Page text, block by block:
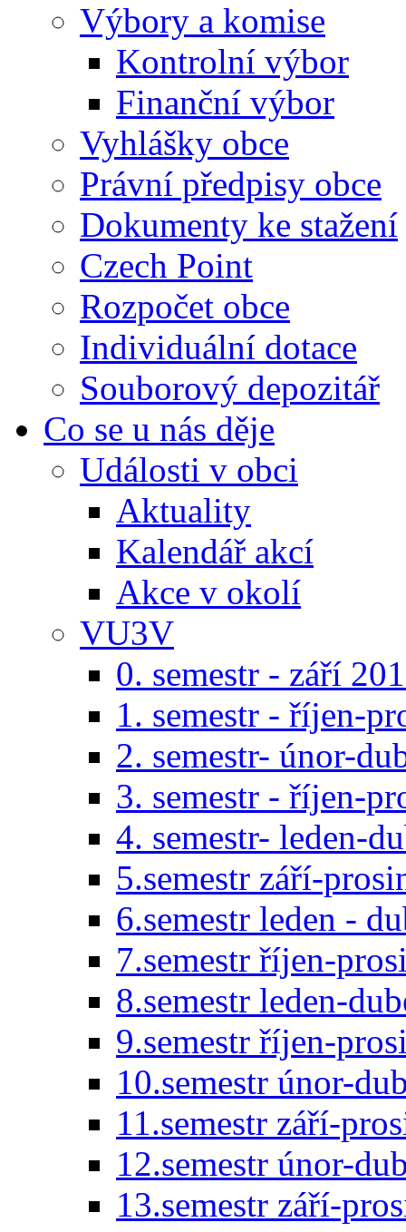
Výbory a komise
Kontrolní výbor
Finanční výbor
Vyhlášky obce
Právní předpisy obce
Dokumenty ke stažení
Czech Point
Rozpočet obce
Individuální dotace
Souborový depozitář
Co se u nás děje
Události v obci
Aktuality
Kalendář akcí
Akce v okolí
VU3V
0. semestr - září
1. semestr - říjen-
2. semestr- únor-
3. semestr - říjen-
4. semestr- leden-
5.semestr září-
6.semestr leden -
7.semestr říjen-
8.semestr leden-
9.semestr říjen-
10.semestr únor-
11.semestr září-
12.semestr únor-
13.semestr září-